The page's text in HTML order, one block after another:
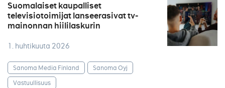
Suomalaiset kaupalliset
televisiotoimijat lanseerasivat tv-
mainonnan hiililaskurin
1. huhtikuuta 2026
Sanoma Media Finland
Sanoma Oyj
Vastuullisuus